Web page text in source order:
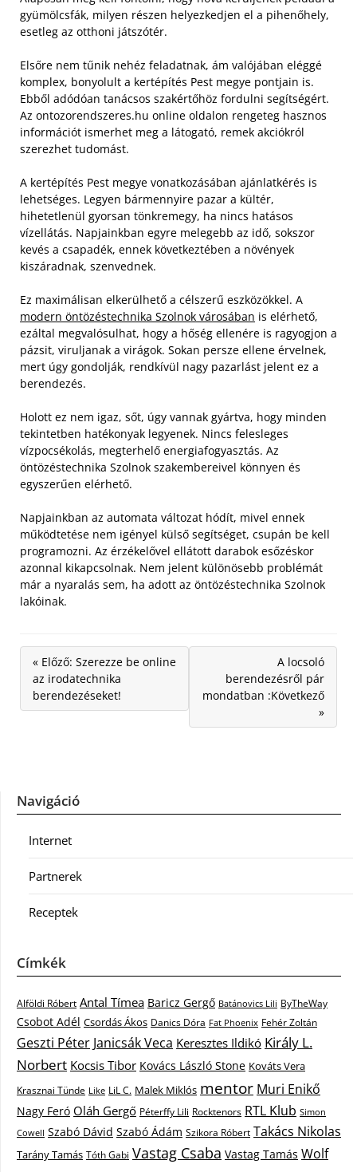
gyümölcsfák, milyen részen helyezkedjen el a pihenőhely,
esetleg az otthoni játszótér.
Elsőre nem tűnik nehéz feladatnak, ám valójában eléggé
komplex, bonyolult a kertépítés Pest megye pontjain is.
Ebből adódóan tanácsos szakértőhöz fordulni segítségért.
Az ontozorendszeres.hu online oldalon rengeteg hasznos
információt ismerhet meg a látogató, remek akciókról
szerezhet tudomást.
A kertépítés Pest megye vonatkozásában ajánlatkérés is
lehetséges. Legyen bármennyire pazar a kültér,
hihetetlenül gyorsan tönkremegy, ha nincs hatásos
vízellátás. Napjainkban egyre melegebb az idő, sokszor
kevés a csapadék, ennek következtében a növények
kiszáradnak, szenvednek.
Ez maximálisan elkerülhető a célszerű eszközökkel. A
modern öntözéstechnika Szolnok városában is elérhető,
ezáltal megvalósulhat, hogy a hőség ellenére is ragyogjon a
pázsit, viruljanak a virágok. Sokan persze ellene érvelnek,
mert úgy gondolják, rendkívül nagy pazarlást jelent ez a
berendezés.
Holott ez nem igaz, sőt, úgy vannak gyártva, hogy minden
tekintetben hatékonyak legyenek. Nincs felesleges
vízpocsékolás, megterhelő energiafogyasztás. Az
öntözéstechnika Szolnok szakembereivel könnyen és
egyszerűen elérhető.
Napjainkban az automata változat hódít, mivel ennek
működtetése nem igényel külső segítséget, csupán be kell
programozni. Az érzékelővel ellátott darabok esőzéskor
azonnal kikapcsolnak. Nem jelent különösebb problémát
már a nyaralás sem, ha adott az öntözéstechnika Szolnok
lakóinak.
« Előző: Szerezze be online
az irodatechnika
berendezéseket!
A locsoló
berendezésről pár
mondatban :Következő
»
Navigáció
Internet
Partnerek
Receptek
Címkék
Alföldi Róbert Antal Tímea Baricz Gergő Batánovics Lili ByTheWay
Csobot Adél Csordás Ákos Danics Dóra Fat Phoenix Fehér Zoltán
Geszti Péter Janicsák Veca Keresztes Ildikó Király L.
Norbert Kocsis Tibor Kovács László Stone Kováts Vera
Krasznai Tünde Like LiL C. Malek Miklós mentor Muri Enikő
Nagy Feró Oláh Gergő Péterffy Lili Rocktenors RTL Klub Simon
Cowell Szabó Dávid Szabó Ádám Szikora Róbert Takács Nikolas
Tarány Tamás Tóth Gabi Vastag Csaba Vastag Tamás Wolf